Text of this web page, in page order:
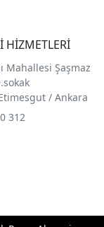
HİZMETLERİ
Mahallesi Şaşmaz
/ Ankara
312